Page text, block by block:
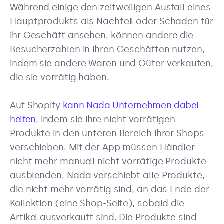
Während einige den zeitweiligen Ausfall eines
Hauptprodukts als Nachteil oder Schaden für
ihr Geschäft ansehen, können andere die
Besucherzahlen in ihren Geschäften nutzen,
indem sie andere Waren und Güter verkaufen,
die sie vorrätig haben.
Auf Shopify kann Nada Unternehmen dabei
helfen, indem sie ihre nicht vorrätigen
Produkte in den unteren Bereich ihrer Shops
verschieben. Mit der App müssen Händler
nicht mehr manuell nicht vorrätige Produkte
ausblenden. Nada verschiebt alle Produkte,
die nicht mehr vorrätig sind, an das Ende der
Kollektion (eine Shop-Seite), sobald die
Artikel ausverkauft sind. Die Produkte sind